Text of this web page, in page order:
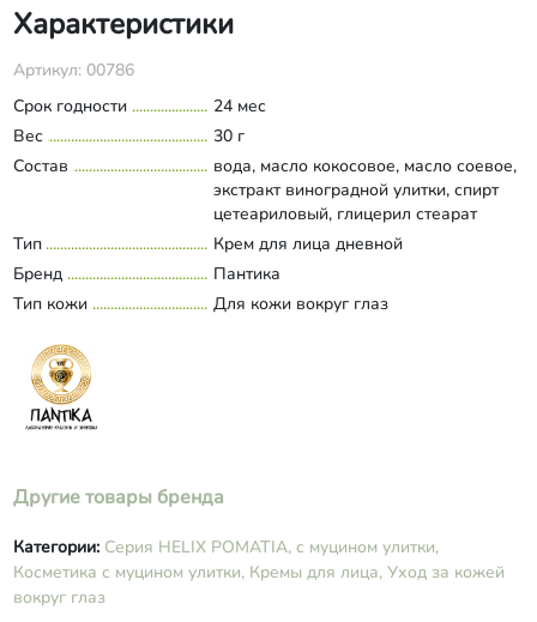
Характеристики
Артикул: 00786
Срок годности
24 мес
Вес
30 г
Состав
вода, масло кокосовое, масло соевое,
экстракт виноградной улитки, спирт
цетеариловый, глицерил стеарат
(органический), цетил пальмитат,
глицерин (растительный), ПЭГ-40
(гидрогенизированное касторовое
масло), ксантановая камедь,
виноградных косточек, лецитин,
герани.
Развернуть состав
Тип
Крем для лица дневной
Бренд
Пантика
Тип кожи
Для кожи вокруг глаз
Другие товары бренда
Категории: Серия HELIX POMATIA, с муцином улитки,
Косметика с муцином улитки, Кремы для лица, Уход за кожей
вокруг глаз